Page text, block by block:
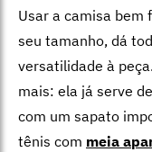
Usar a camisa bem
seu tamanho, dá
versatilidade à
mais: ela já serve
com um sapato
tênis com meia